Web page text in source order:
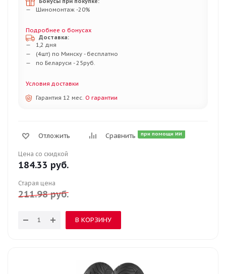
Шиномонтаж -20%
Подробнее о бонусах
Доставка:
1,2 дня
(4шт) по Минску - бесплатно
по Беларуси - 25руб.
Условия доставки
Гарантия 12 мес. О гарантии
Отложить Сравнить при помощи ИИ
Цена со скидкой
184.33 руб.
Старая цена
211.98руб.
В КОРЗИНУ